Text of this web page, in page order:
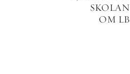
SKOLAN
OM LB